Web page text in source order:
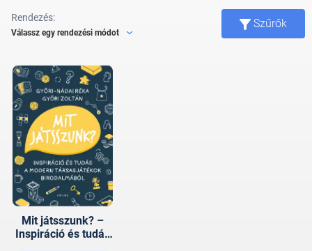
Rendezés:
Válassz egy rendezési módot
Szűrők
Mit játsszunk? –
Inspiráció és tudás